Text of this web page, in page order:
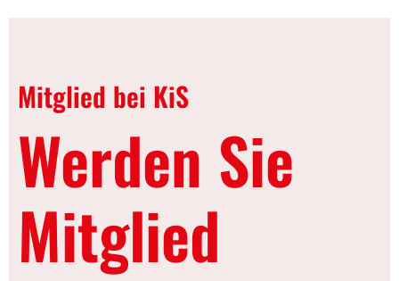
Mitglied bei KiS
Werden Sie
Mitglied